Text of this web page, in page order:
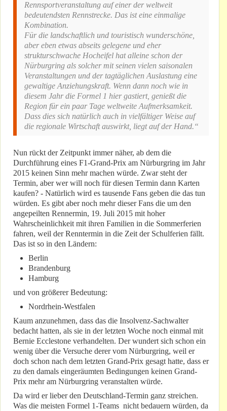
Rennsportveranstaltung auf einer der weltweit
bedeutendsten Rennstrecke. Das ist eine einmalige
Kombination.
Für die landschaftlich und touristisch wunderschöne,
aber eben etwas abseits gelegene und eher
strukturschwache Hocheifel hat alleine schon der
Nürburgring als solcher mit seinen vielen saisonalen
Veranstaltungen und der tagtäglichen Auslastung eine
gewaltige Anziehungskraft. Wenn dann noch wie in
diesem Jahr die Formel 1 hier gastiert, genießt die
Region für ein paar Tage weltweite Aufmerksamkeit.
Dass dies sich natürlich auch in vielfältiger Weise auf
die regionale Wirtschaft auswirkt, liegt auf der Hand.“
Nun rückt der Zeitpunkt immer näher, ab dem die
Durchführung eines F1-Grand-Prix am Nürburgring im Jahr
2015 keinen Sinn mehr machen würde. Zwar steht der
Termin, aber wer will noch für diesen Termin dann Karten
kaufen? - Natürlich wird es tausende Fans geben die das tun
würden. Es gibt aber noch mehr dieser Fans die um den
angepeilten Rennermin, 19. Juli 2015 mit hoher
Wahrscheinlichkeit mit ihren Familien in die Sommerferien
fahren, weil der Renntermin in die Zeit der Schulferien fällt.
Das ist so in den Ländern:
Berlin
Brandenburg
Hamburg
und von größerer Bedeutung:
Nordrhein-Westfalen
Kaum anzunehmen, dass das die Insolvenz-Sachwalter
bedacht hatten, als sie in der letzten Woche noch einmal mit
Bernie Ecclestone verhandelten. Der wundert sich schon ein
wenig über die Versuche derer vom Nürburgring, weil er
doch schon nach dem letzten Grand-Prix gesagt hatte, dass er
zu den damals eingeräumten Bedingungen keinen Grand-
Prix mehr am Nürburgring veranstalten würde.
Da wird er lieber den Deutschland-Termin ganz streichen.
Was die meisten Formel 1-Teams nicht bedauern würden, da